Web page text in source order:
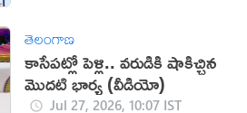
తెలంగాణ
కాసేపట్లో పెళ్లి.. వరుడికి షాకిచ్చిన
మొదటి భార్య (వీడియో)
Jul 27, 2026, 10:07 IST